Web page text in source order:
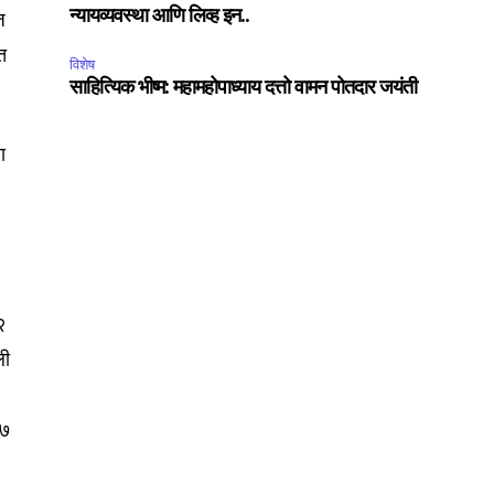
Privacy Policy.
न्यायव्यवस्था आणि लिव्ह इन..
विशेष
साहित्यिक भीष्म: महामहोपाध्याय दत्तो वामन पोतदार जयंती